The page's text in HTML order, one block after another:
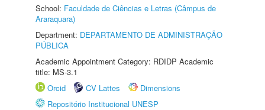
School: Faculdade de Ciências e Letras (Câmpus de
Araraquara)
Department: DEPARTAMENTO DE ADMINISTRAÇÃO
PÚBLICA
Academic Appointment Category: RDIDP Academic
title: MS-3.1
Orcid
CV Lattes
Dimensions
Repositório Institucional UNESP